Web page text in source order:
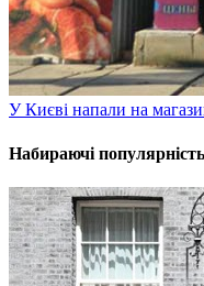
​У Києві напали на
Набираючі